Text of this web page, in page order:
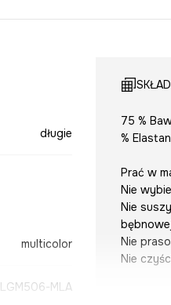
długie
multicolor
MLA
SKŁAD
75 %
% Elastan
Prać w
Nie
Nie
Nie
Nie